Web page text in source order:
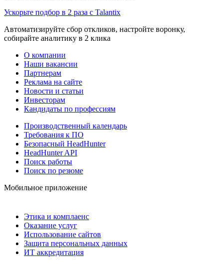
Ускорьте подбор в 2 раза с Talantix
Автоматизируйте сбор откликов, настройте воронку,
собирайте аналитику в 2 клика
О компании
Наши вакансии
Партнерам
Реклама на сайте
Новости и статьи
Инвесторам
Кандидаты по профессиям
Производственный календарь
Требования к ПО
Безопасный HeadHunter
HeadHunter API
Поиск работы
Поиск по резюме
Мобильное приложение
Этика и комплаенс
Оказание услуг
Использование сайтов
Защита персональных данных
ИТ аккредитация